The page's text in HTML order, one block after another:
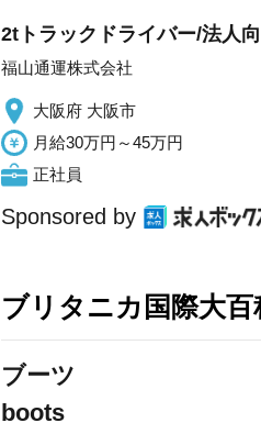
2tトラックドライバー/法人
福山通運株式会社
大阪府 大阪市
月給30万円～45万円
正社員
Sponsored by
ブリタニカ国際大
ブーツ
boots